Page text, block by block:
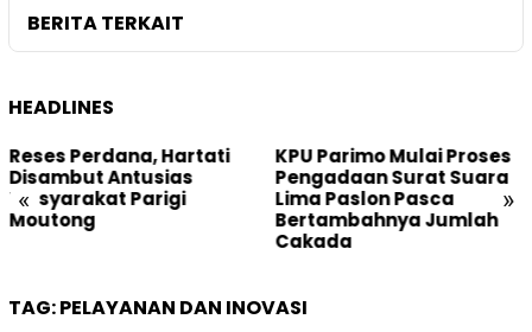
BERITA TERKAIT
HEADLINES
« »
Reses Perdana, Hartati
Disambut Antusias
Masyarakat Parigi
Moutong
KPU Parimo Mulai Proses
Pengadaan Surat Suara
Lima Paslon Pasca
Bertambahnya Jumlah
Cakada
TAG:PELAYANAN DAN INOVASI